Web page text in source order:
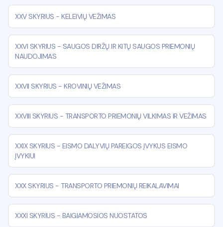
XXV SKYRIUS - KELEIVIŲ VEŽIMAS
XXVI SKYRIUS - SAUGOS DIRŽŲ IR KITŲ SAUGOS PRIEMONIŲ
NAUDOJIMAS
XXVII SKYRIUS - KROVINIŲ VEŽIMAS
XXVIII SKYRIUS - TRANSPORTO PRIEMONIŲ VILKIMAS IR VEŽIMAS
XXIX SKYRIUS - EISMO DALYVIŲ PAREIGOS ĮVYKUS EISMO
ĮVYKIUI
XXX SKYRIUS - TRANSPORTO PRIEMONIŲ REIKALAVIMAI
XXXI SKYRIUS - BAIGIAMOSIOS NUOSTATOS